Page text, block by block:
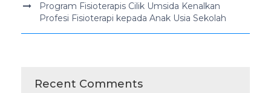
Program Fisioterapis Cilik Umsida Kenalkan
Profesi Fisioterapi kepada Anak Usia Sekolah
Recent Comments